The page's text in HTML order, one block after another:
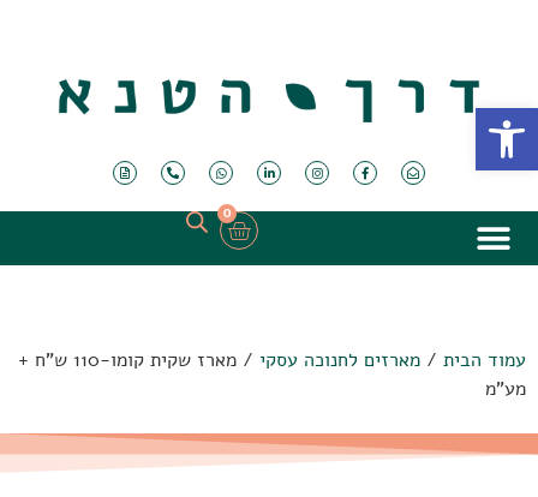
פתח סרגל נגישות
0
עמוד הבית / מארזים לחנוכה עסקי
/ מארז שקית קומו-110 ש"ח +
מע"מ